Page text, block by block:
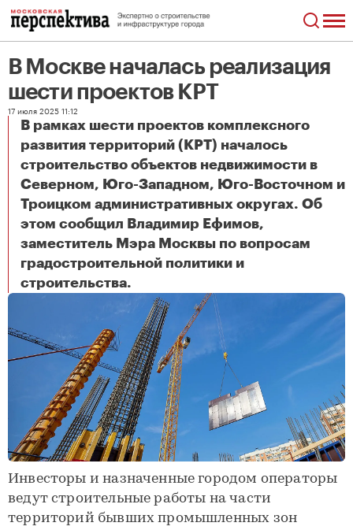
В Москве началась реализация
шести проектов КРТ
17 июля 2025 11:12
В рамках шести проектов комплексного
развития территорий (КРТ) началось
строительство объектов недвижимости в
Северном, Юго-Западном, Юго-Восточном и
Троицком административных округах. Об
этом сообщил Владимир Ефимов,
заместитель Мэра Москвы по вопросам
градостроительной политики и
строительства.
В Москве началась реализация шести проектов КРТ
Инвесторы и назначенные городом операторы
ведут строительные работы на части
территорий бывших промышленных зон